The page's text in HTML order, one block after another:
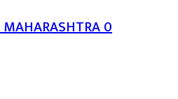
MAHARASHTRA0